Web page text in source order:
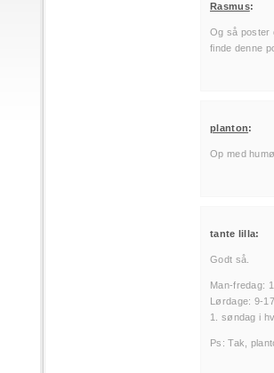
Rasmus:
Og så poster
finde denne
planton:
Op med
tante lilla:
Godt så.
Man-fredag:
Lørdage: 9-17
1. søndag i
Ps: Tak,